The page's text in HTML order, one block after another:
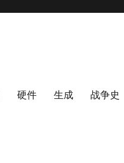
硬件 生成 战争史